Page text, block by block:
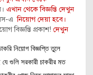
এখান থেকে বিজ্ঞপ্তি দেখুন
এনিয়োগ দেয়া হবে।
বিজ্ঞপ্তি প্রকাশ! দেখুন
নিয়োগ বিজ্ঞপ্তি তুলে
গুলি সরকারী চাকরীর মত